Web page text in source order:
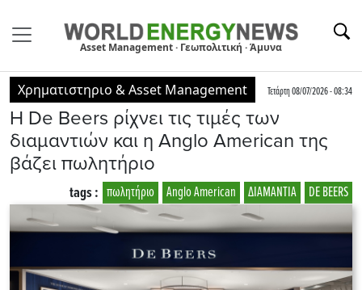
Asset Management · Γεωπολιτική · Άμυνα
Χρηματιστηριο & Asset Management Τετάρτη 08/07/2026 - 08:34
Η De Beers ρίχνει τις τιμές των
διαμαντιών και η Anglo American της
βάζει πωλητήριο
DE BEERS
ΔΙΑΜΑΝΤΙΑ
Anglo American
πωλητήριο
tags :